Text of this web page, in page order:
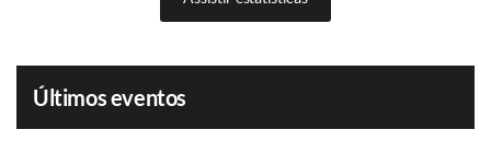
Últimos eventos